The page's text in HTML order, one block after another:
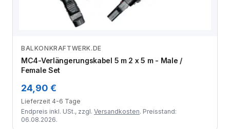
Zum Angebot
BALKONKRAFTWERK.DE
MC4-Verlängerungskabel 5 m 2 x 5 m - Male /
Female Set
24,90 €
Lieferzeit 4-6 Tage
Endpreis inkl. USt., zzgl. Versandkosten. Preisstand:
06.08.2026.